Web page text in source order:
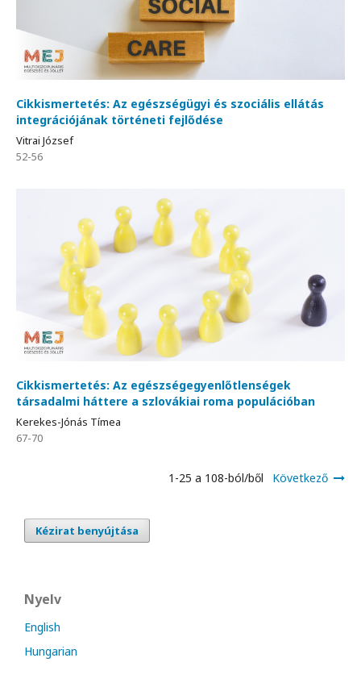
Cikkismertetés: Az egészségügyi és szociális ellátás
integrációjának történeti fejlődése
Vitrai József
52-56
Cikkismertetés: Az egészségegyenlőtlenségek
társadalmi háttere a szlovákiai roma populációban
Kerekes-Jónás Tímea
67-70
1-25 a 108-ból/ből Következő
Kézirat benyújtása
Nyelv
English
Hungarian